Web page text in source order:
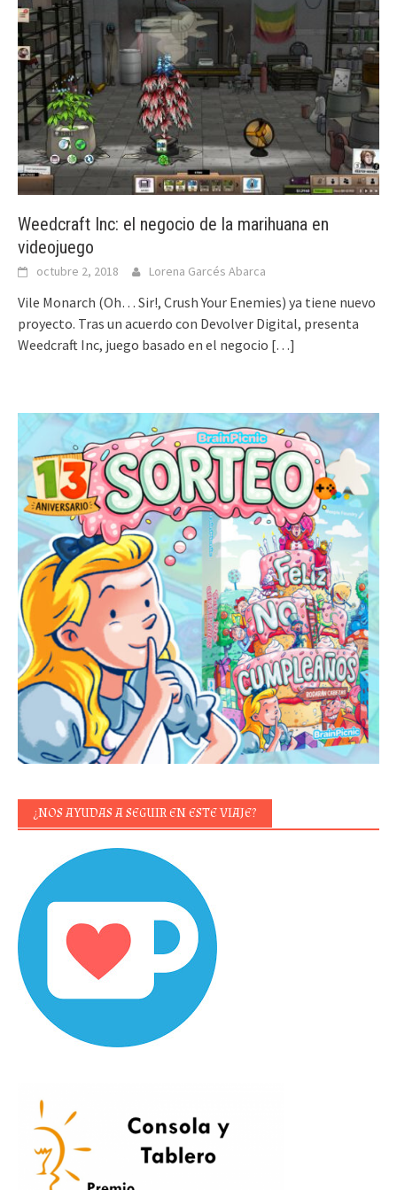
Weedcraft Inc: el negocio de la marihuana en
videojuego
octubre 2, 2018 Lorena Garcés Abarca
Vile Monarch (Oh… Sir!, Crush Your Enemies) ya tiene nuevo
proyecto. Tras un acuerdo con Devolver Digital, presenta
Weedcraft Inc, juego basado en el negocio […]
¿NOS AYUDAS A SEGUIR EN ESTE VIAJE?